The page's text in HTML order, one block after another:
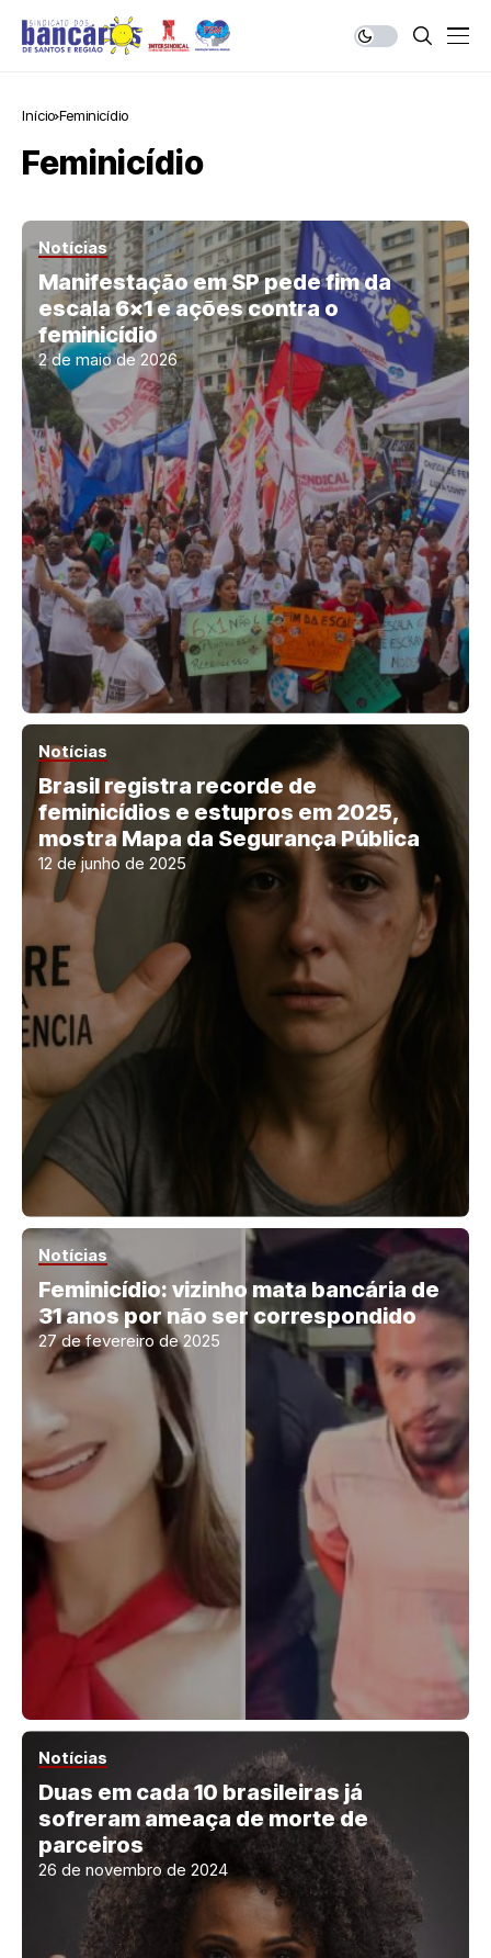
Início Feminicídio
Feminicídio
Notícias
Manifestação em SP pede fim da
escala 6×1 e ações contra o
feminicídio
2 de maio de 2026
Notícias
Brasil registra recorde de
feminicídios e estupros em 2025,
mostra Mapa da Segurança Pública
12 de junho de 2025
Notícias
Feminicídio: vizinho mata bancária de
31 anos por não ser correspondido
27 de fevereiro de 2025
Notícias
Duas em cada 10 brasileiras já
sofreram ameaça de morte de
parceiros
26 de novembro de 2024